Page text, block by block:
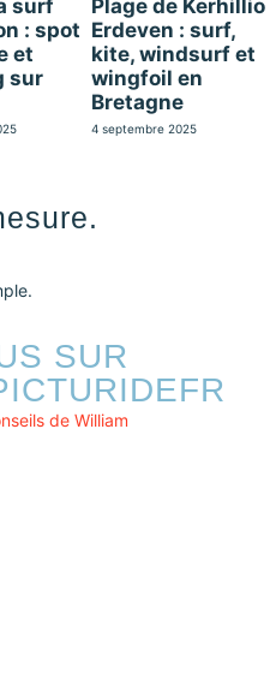
surf
: spot
et
sur
Plage de Kerhillio
Erdeven : surf,
kite, windsurf et
wingfoil en
Bretagne
4 septembre 2025
SUR
de William